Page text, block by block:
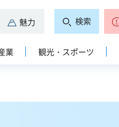
魅力 検索
業 観光・スポーツ